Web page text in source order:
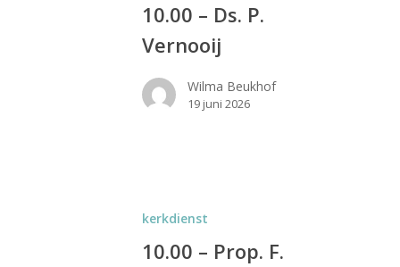
10.00 – Ds. P.
Vernooij
Wilma Beukhof
19 juni 2026
kerkdienst
10.00 – Prop. F.